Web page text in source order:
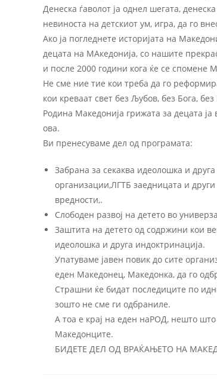
Денеска ѓаволот ја однел шегата,
невиноста на детскиот ум, игра, да го
Ако ја погледнете историјата на
децата на МАкедонија, со нашите
и после 2000 години кога ќе се спомене
Не сме ние тие кои треба да го
кои креваат свет без Љубов, без Бога,
Родина Македонија грижата за децата ја
ова.
Ви пренесуваме дел од програмата:
Забрана за секаква идеолошка и
организации,ЛГТБ заедницата и
вредности,.
Слободен развој на детето во
Заштита на детето од содржини кои
идеолошка и друга индоктринација.
Упатуваме јавен повик до сите
еден Македонец, Македонка, да го
Страшни ќе бидат последиците по
зошто не сме ги одбраниле.
А тоа е крај на еден наРОД, нешто што
Македонците.
БИДЕТЕ ДЕЛ ОД ВРАЌАЊЕТО НА